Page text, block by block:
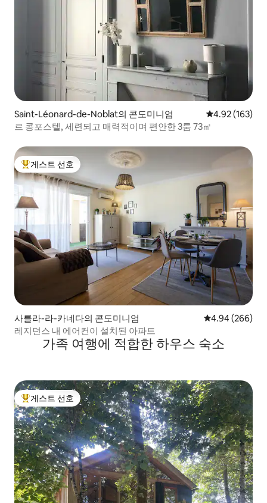
Saint-Léonard-de-Noblat의 콘도미니엄 평점 4.92점(5
4.92 (163)
르 콩포스텔, 세련되고 매력적이며 편안한 3룸 73㎡
상위 게스트 선호
게스트 선호
사를라-라-카네다의 콘도미니엄 평점 4.94점(5
4.94 (266)
레지던스 내 에어컨이 설치된 아파트
가족 여행에 적합한 하우스 숙소
상위 게스트 선호
게스트 선호